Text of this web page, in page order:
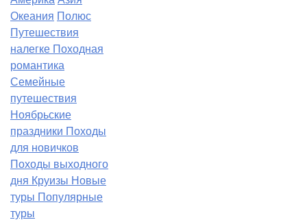
Океания Полюс
Путешествия
налегке Походная
романтика
Семейные
путешествия
Ноябрьские
праздники Походы
для новичков
Походы выходного
дня Круизы Новые
туры Популярные
туры